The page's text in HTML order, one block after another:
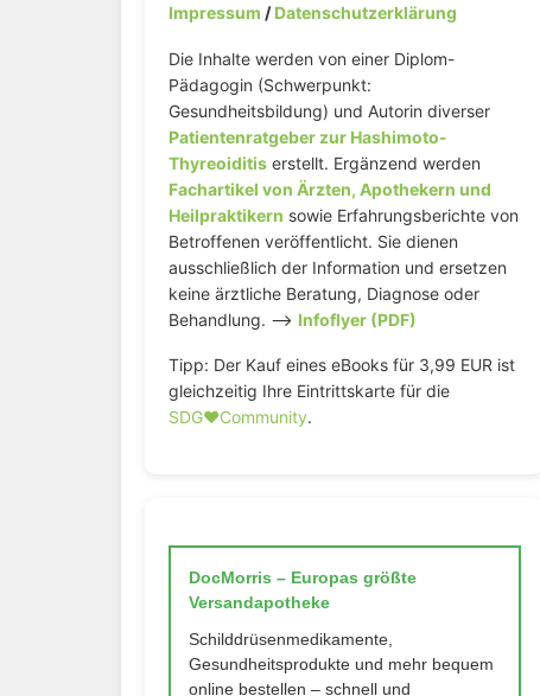
Impressum /Datenschutzerklärung
Die Inhalte werden von einer Diplom-
Pädagogin (Schwerpunkt:
Gesundheitsbildung) und Autorin diverser
Patientenratgeber zur Hashimoto-
Thyreoiditis erstellt. Ergänzend werden
Fachartikel von Ärzten, Apothekern und
Heilpraktikern sowie Erfahrungsberichte von
Betroffenen veröffentlicht. Sie dienen
ausschließlich der Information und ersetzen
keine ärztliche Beratung, Diagnose oder
Behandlung. –> Infoflyer (PDF)
Tipp: Der Kauf eines eBooks für 3,99 EUR ist
gleichzeitig Ihre Eintrittskarte für die
SDG♥️Community.
DocMorris – Europas größte
Versandapotheke
Schilddrüsenmedikamente,
Gesundheitsprodukte und mehr bequem
online bestellen – schnell und